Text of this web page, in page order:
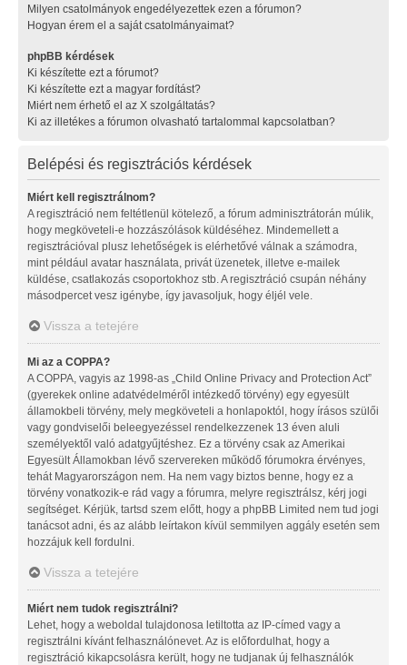
Milyen csatolmányok engedélyezettek ezen a fórumon?
Hogyan érem el a saját csatolmányaimat?
phpBB kérdések
Ki készítette ezt a fórumot?
Ki készítette ezt a magyar fordítást?
Miért nem érhető el az X szolgáltatás?
Ki az illetékes a fórumon olvasható tartalommal kapcsolatban?
Belépési és regisztrációs kérdések
Miért kell regisztrálnom?
A regisztráció nem feltétlenül kötelező, a fórum adminisztrátorán múlik,
hogy megköveteli-e hozzászólások küldéséhez. Mindemellett a
regisztrációval plusz lehetőségek is elérhetővé válnak a számodra,
mint például avatar használata, privát üzenetek, illetve e-mailek
küldése, csatlakozás csoportokhoz stb. A regisztráció csupán néhány
másodpercet vesz igénybe, így javasoljuk, hogy éljél vele.
Vissza a tetejére
Mi az a COPPA?
A COPPA, vagyis az 1998-as „Child Online Privacy and Protection Act”
(gyerekek online adatvédelméről intézkedő törvény) egy egyesült
államokbeli törvény, mely megköveteli a honlapoktól, hogy írásos szülői
vagy gondviselői beleegyezéssel rendelkezzenek 13 éven aluli
személyektől való adatgyűjtéshez. Ez a törvény csak az Amerikai
Egyesült Államokban lévő szervereken működő fórumokra érvényes,
tehát Magyarországon nem. Ha nem vagy biztos benne, hogy ez a
törvény vonatkozik-e rád vagy a fórumra, melyre regisztrálsz, kérj jogi
segítséget. Kérjük, tartsd szem előtt, hogy a phpBB Limited nem tud jogi
tanácsot adni, és az alább leírtakon kívül semmilyen aggály esetén sem
hozzájuk kell fordulni.
Vissza a tetejére
Miért nem tudok regisztrálni?
Lehet, hogy a weboldal tulajdonosa letiltotta az IP-címed vagy a
regisztrálni kívánt felhasználónevet. Az is előfordulhat, hogy a
regisztráció kikapcsolásra került, hogy ne tudjanak új felhasználók